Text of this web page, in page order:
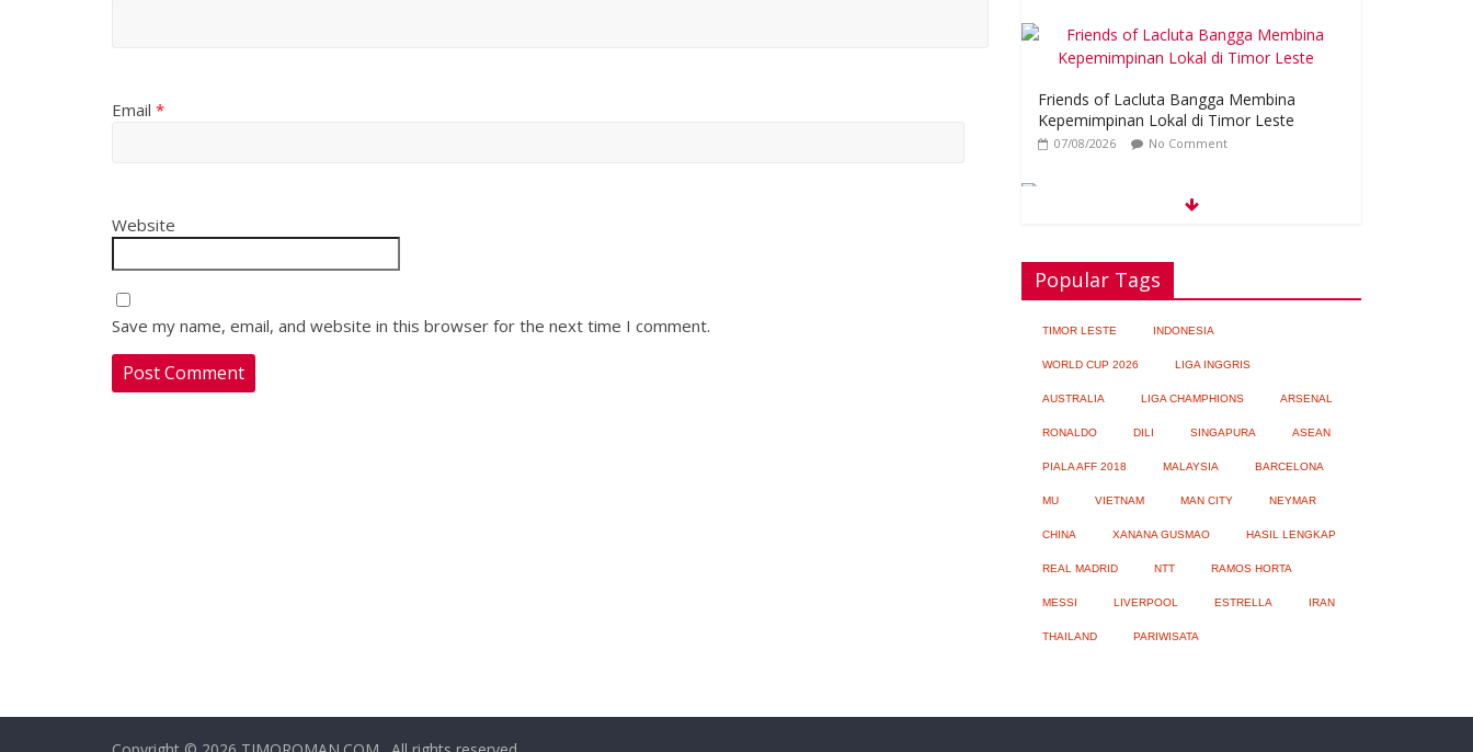
Email *
Website
Save my name, email, and website in this browser for the next time I comment.
Friends of Lacluta Bangga Membina
Kepemimpinan Lokal di Timor Leste
07/08/2026 No Comment
Kelebihan Protein Bisa Berdampak Buruk
bagi Kesehatan
06/08/2026 No Comment
Mulai September 2026
06/08/2026 No Comment
Dunia Diminta Bersiap Hadapi Dampak
Super El Niño terhadap Cuaca dan Pangan
Popular Tags
TIMOR LESTE INDONESIA
WORLD CUP 2026 LIGA INGGRIS
AUSTRALIA LIGA CHAMPHIONS ARSENAL
RONALDO DILI SINGAPURA ASEAN
PIALA AFF 2018 MALAYSIA BARCELONA
MU VIETNAM MAN CITY NEYMAR
CHINA XANANA GUSMAO HASIL LENGKAP
REAL MADRID NTT RAMOS HORTA
MESSI LIVERPOOL ESTRELLA IRAN
THAILAND PARIWISATA